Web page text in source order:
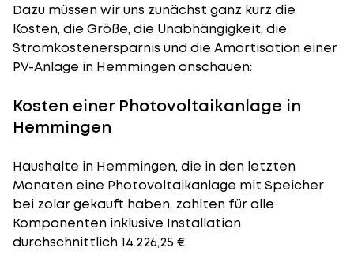
Dazu müssen wir uns zunächst ganz kurz die
Kosten, die Größe, die Unabhängigkeit, die
Stromkostenersparnis und die Amortisation einer
PV-Anlage in Hemmingen anschauen:
Kosten einer Photovoltaikanlage in
Hemmingen
Haushalte in Hemmingen, die in den letzten
Monaten eine Photovoltaikanlage mit Speicher
bei zolar gekauft haben, zahlten für alle
Komponenten inklusive Installation
durchschnittlich 14.226,25 €.